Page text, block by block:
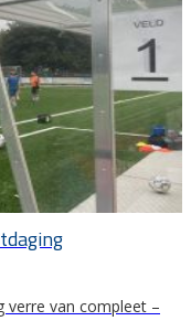
verre van compleet –